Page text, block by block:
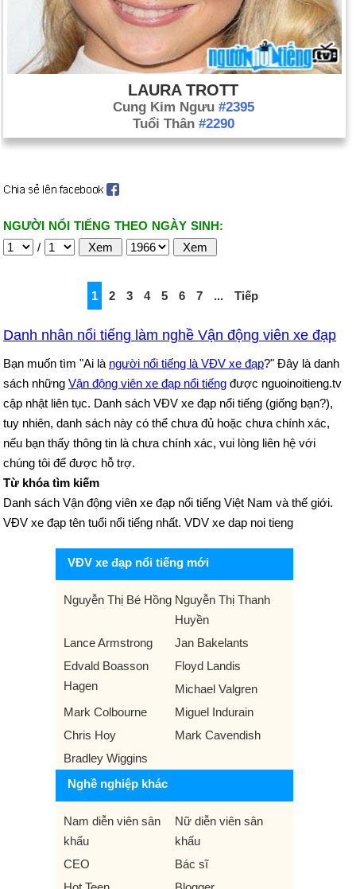
LAURA TROTT
Cung Kim Ngưu #2395
Tuổi Thân #2290
NGƯỜI NỔI TIẾNG THEO NGÀY SINH:
/
1 2 3 4 5 6 7 ... Tiếp
Danh nhân nổi tiếng làm nghề Vận động viên xe đạp
Bạn muốn tìm "Ai là người nổi tiếng là VĐV xe đạp?" Đây là danh
sách những Vận động viên xe đạp nổi tiếng được nguoinoitieng.tv
cập nhật liên tục. Danh sách VĐV xe đạp nổi tiếng (giống bạn?),
tuy nhiên, danh sách này có thể chưa đủ hoặc chưa chính xác,
nếu bạn thấy thông tin là chưa chính xác, vui lòng liên hệ với
chúng tôi để được hỗ trợ.
Từ khóa tìm kiếm
Danh sách Vận động viên xe đạp nổi tiếng Việt Nam và thế giới.
VĐV xe đạp tên tuổi nổi tiếng nhất. VDV xe dap noi tieng
VĐV xe đạp nổi tiếng mới
Nguyễn Thị Bé Hồng Nguyễn Thị Thanh
Huyền
Lance Armstrong
Jan Bakelants
Edvald Boasson
Hagen
Floyd Landis
Michael Valgren
Mark Colbourne
Miguel Indurain
Chris Hoy
Mark Cavendish
Bradley Wiggins
Nghề nghiệp khác
Nam diễn viên sân
khấu
Nữ diễn viên sân
khấu
CEO
Bác sĩ